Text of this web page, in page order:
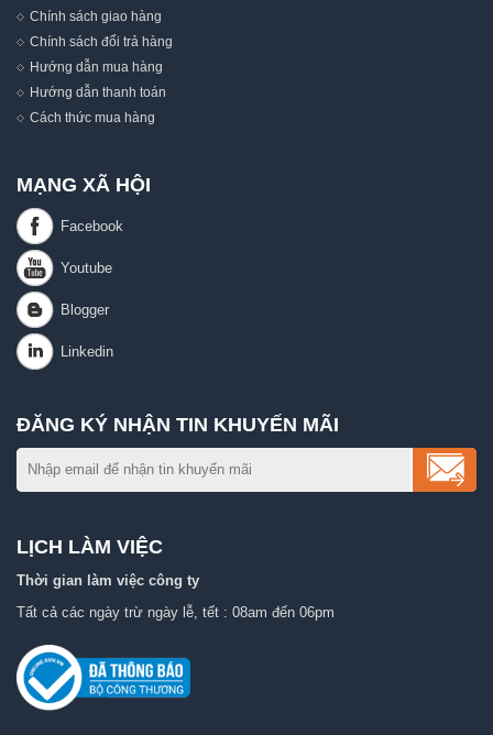
Chính sách giao hàng
Chính sách đổi trả hàng
Hướng dẫn mua hàng
Hướng dẫn thanh toán
Cách thức mua hàng
MẠNG XÃ HỘI
ĐĂNG KÝ NHẬN TIN KHUYẾN MÃI
LỊCH LÀM VIỆC
Thời gian làm việc công ty
Tất cả các ngày trừ ngày lễ, tết : 08am đến 06pm